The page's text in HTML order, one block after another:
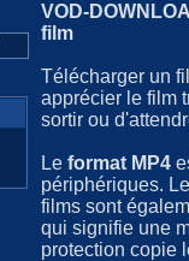
VOD-
film
Télécharger un
apprécier le film
sortir ou
Le format MP4
périphériques.
films sont
qui signifie une
protection copie